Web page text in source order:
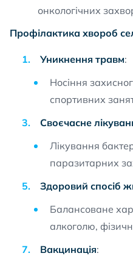
онкологічних
Профілактика хвороб
Уникнення травм:
Носіння
спортивних
Своєчасне
Лікування
паразитарних
Здоровий спосіб
Балансоване
алкоголю,
Вакцинація: